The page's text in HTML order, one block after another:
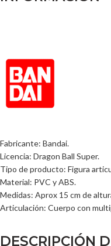
Fabricante: Bandai.
Licencia: Dragon Ball Super.
Tipo de producto: Figura
Material: PVC y ABS.
Medidas: Aprox 15 cm de
Articulación: Cuerpo con
DESCRIPCIÓN